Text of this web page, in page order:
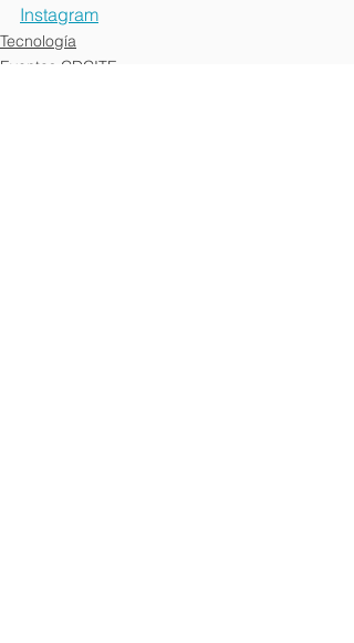
Instagram
Tecnología
Eventos CDCITE